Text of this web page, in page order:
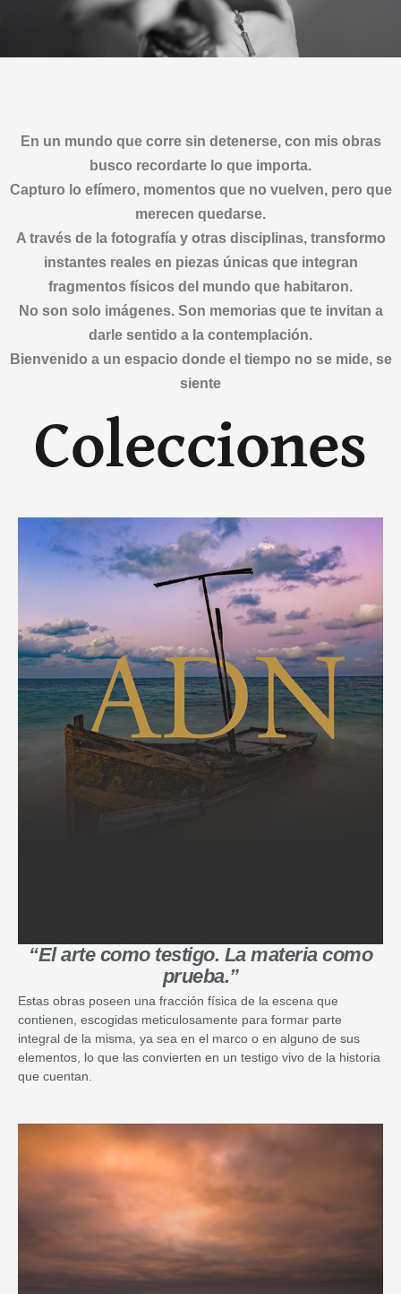
En un mundo que corre sin detenerse, con mis obras
busco recordarte lo que importa.
Capturo lo efímero, momentos que no vuelven, pero que
merecen quedarse.
A través de la fotografía y otras disciplinas, transformo
instantes reales en piezas únicas que integran
fragmentos físicos del mundo que habitaron.
No son solo imágenes. Son memorias que te invitan a
darle sentido a la contemplación.
Bienvenido a un espacio donde el tiempo no se mide, se
siente
Colecciones
“El arte como testigo. La materia como
prueba.”
Estas obras poseen una fracción física de la escena que
contienen, escogidas meticulosamente para formar parte
integral de la misma, ya sea en el marco o en alguno de sus
elementos, lo que las convierten en un testigo vivo de la historia
que cuentan.